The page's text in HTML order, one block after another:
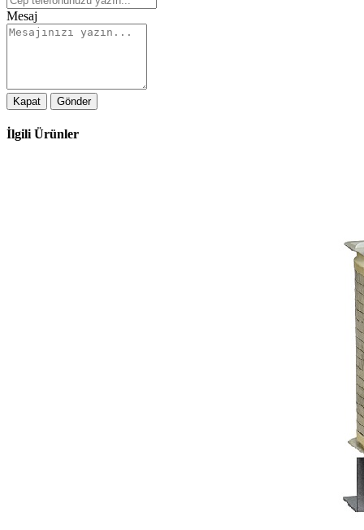
Mesaj
Kapat Gönder
İlgiliÜrünler